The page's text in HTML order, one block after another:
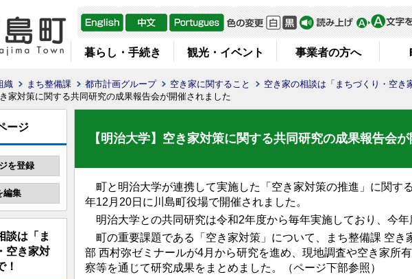
暮らし・手続き 観光・イベント 事業者の方へ
織 まち整備課 都市計画グループ 空き家に関すること
空き家の相談は「まちづくり・空き
き家対策に関する共同研究の成果報告会が開催されました
ージ
談は「ま
空き家対
！
【明治大学】空き家対策に関する共同研究の成果報告会
町と明治大学が連携して実施した「空き家対策の推進」に関す
年12月20日に川島町役場で開催されました。
明治大学との共同研究は令和2年度から毎年実施しており、今年
町の重要課題である「空き家対策」について、まち整備課 空き
部 西村弥ゼミナールが4月から研究を進め、現地調査や空き家所
察等を通じて研究成果をまとめました。（ページ下部参照）